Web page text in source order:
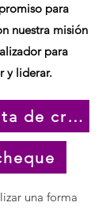
para
nuestra misión
para
y liderar.
Donar con tarjeta de crédito
una forma